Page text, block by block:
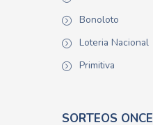
Bonoloto
Loteria Nacional
Primitiva
SORTEOS ONCE